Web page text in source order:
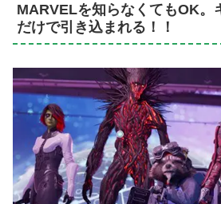
MARVELを知らなくてもOK。
だけで引き込まれる！！